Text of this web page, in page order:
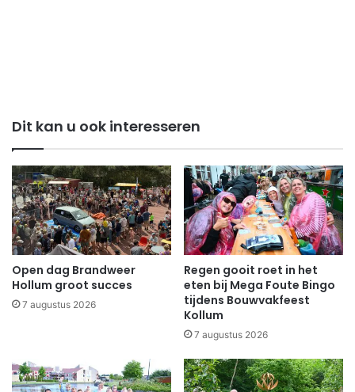
Dit kan u ook interesseren
Open dag Brandweer
Hollum groot succes
7 augustus 2026
Regen gooit roet in het
eten bij Mega Foute Bingo
tijdens Bouwvakfeest
Kollum
7 augustus 2026